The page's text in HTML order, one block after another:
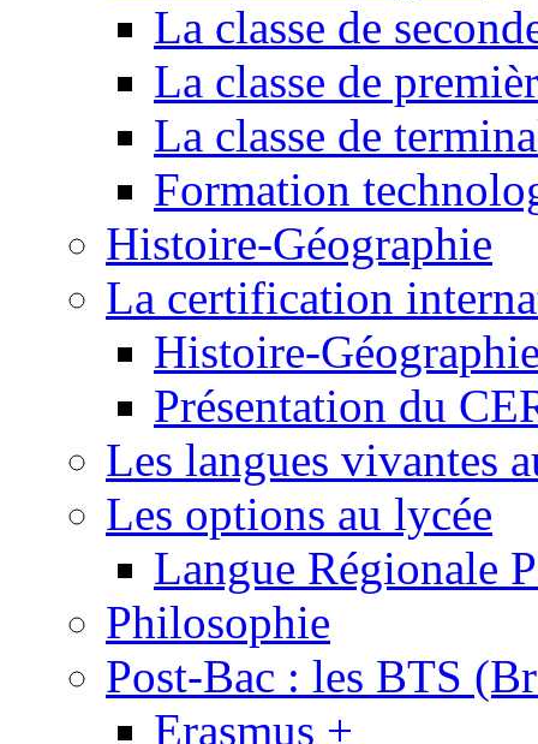
La classe de
La classe de
La classe de
Formation
Histoire-Géographie
La certification
Histoire-
Présentation du
Les langues vivantes
Les options au lycée
Langue Régionale
Philosophie
Post-Bac : les BTS
Erasmus +